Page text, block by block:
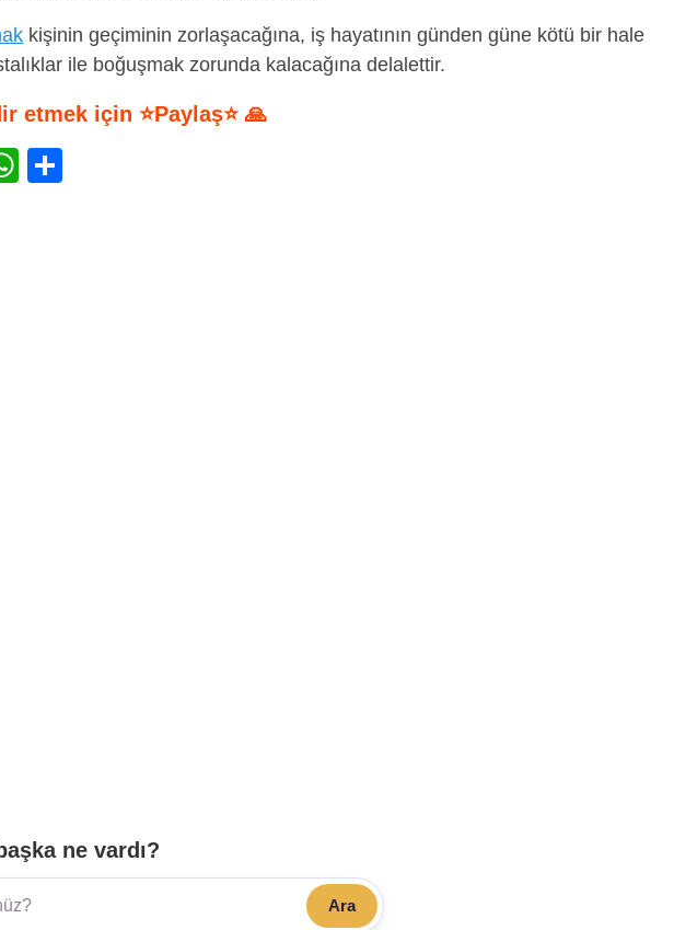
kişinin geçiminin zorlaşacağına, iş hayatının günden güne kötü bir hale
ile boğuşmak zorunda kalacağına delalettir.
etmek için ⭐Paylaş⭐ 🙏
W
ne vardı?
Ara